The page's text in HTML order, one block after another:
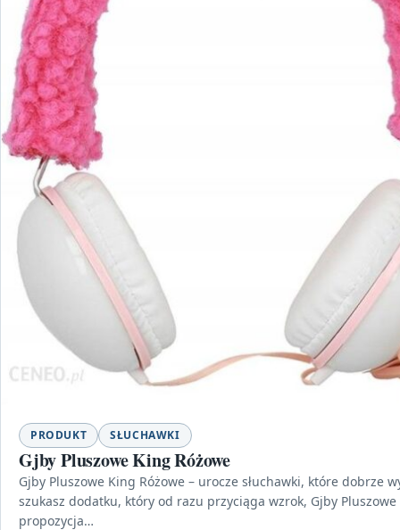
PRODUKT SŁUCHAWKI
Gjby Pluszowe King Różowe
Gjby Pluszowe King Różowe – urocze słuchawki, które dobrze
szukasz dodatku, który od razu przyciąga wzrok, Gjby
propozycja…